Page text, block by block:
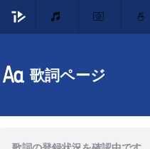
歌詞ページ